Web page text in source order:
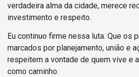
verdadeira alma da cidade, merece
investimento e respeito.
Eu continuo firme nessa luta. Que os
marcados por planejamento, união e
respeitem a vontade de quem vive e
como caminho.